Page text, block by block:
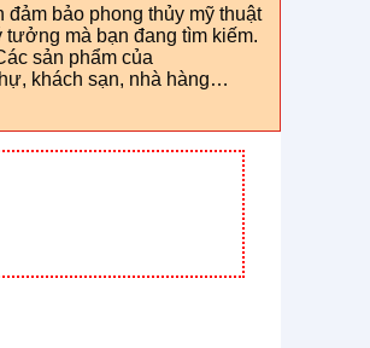
đảm bảo phong thủy mỹ thuật
mà bạn đang tìm kiếm.
sản phẩm của
khách sạn, nhà hàng…